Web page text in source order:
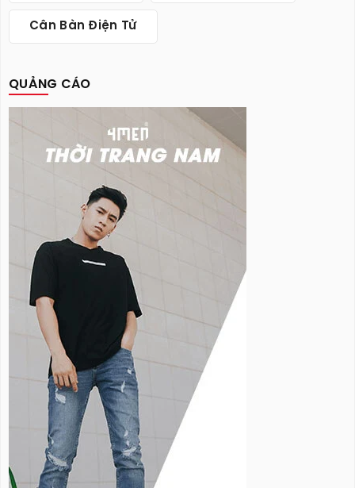
Cân Bàn Điện Tử
QUẢNG CÁO